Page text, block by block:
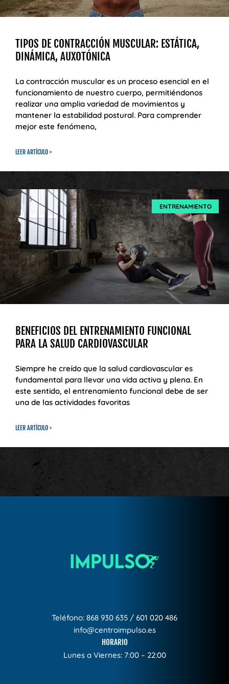
TIPOS DE CONTRACCIÓN MUSCULAR: ESTÁTICA,
DINÁMICA, AUXOTÓNICA
La contracción muscular es un proceso esencial en el
funcionamiento de nuestro cuerpo, permitiéndonos
realizar una amplia variedad de movimientos y
mantener la estabilidad postural. Para comprender
mejor este fenómeno,
LEER ARTÍCULO >
ENTRENAMIENTO
BENEFICIOS DEL ENTRENAMIENTO FUNCIONAL
PARA LA SALUD CARDIOVASCULAR
Siempre he creído que la salud cardiovascular es
fundamental para llevar una vida activa y plena. En
este sentido, el entrenamiento funcional debe de ser
una de las actividades favoritas
LEER ARTÍCULO >
Teléfono: 868 930 635 / 601 020 486
info@centroimpulso.es
HORARIO
Lunes a Viernes: 7:00 – 22:00